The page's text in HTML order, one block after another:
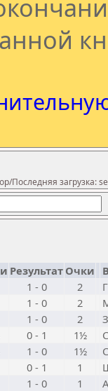
Последняя загрузка:
Результат Очки
1 - 0 2
1 - 0 2
1 - 0 2
0 - 1 1½
1 - 0 1½
0 - 1 1
1 - 0 1